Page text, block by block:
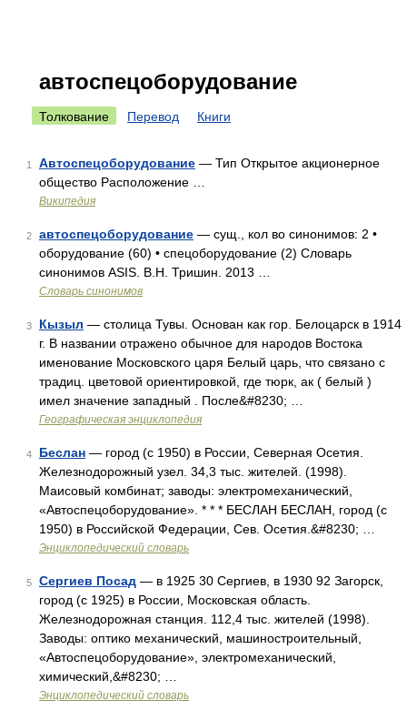
автоспецоборудование
Толкование Перевод Книги
1 Автоспецоборудование — Тип Открытое акционерное
общество Расположение …
Википедия
2 автоспецоборудование — сущ., кол во синонимов: 2 •
оборудование (60) • спецоборудование (2) Словарь
синонимов ASIS. В.Н. Тришин. 2013 …
Словарь синонимов
3 Кызыл — столица Тувы. Основан как гор. Белоцарск в 1914
г. В названии отражено обычное для народов Востока
именование Московского царя Белый царь, что связано с
традиц. цветовой ориентировкой, где тюрк, ак ( белый )
имел значение западный . После&#8230; …
Географическая энциклопедия
4 Беслан — город (с 1950) в России, Северная Осетия.
Железнодорожный узел. 34,3 тыс. жителей. (1998).
Маисовый комбинат; заводы: электромеханический,
«Автоспецоборудование». * * * БЕСЛАН БЕСЛАН, город (с
1950) в Российской Федерации, Сев. Осетия.&#8230; …
Энциклопедический словарь
5 Сергиев Посад — в 1925 30 Сергиев, в 1930 92 Загорск,
город (с 1925) в России, Московская область.
Железнодорожная станция. 112,4 тыс. жителей (1998).
Заводы: оптико механический, машиностроительный,
«Автоспецоборудование», электромеханический,
химический,&#8230; …
Энциклопедический словарь